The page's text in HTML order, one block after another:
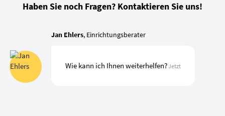
Haben Sie noch Fragen? Kontaktieren Sie uns!
Jan Ehlers, Einrichtungsberater
Wie kann ich Ihnen weiterhelfen?Jetzt